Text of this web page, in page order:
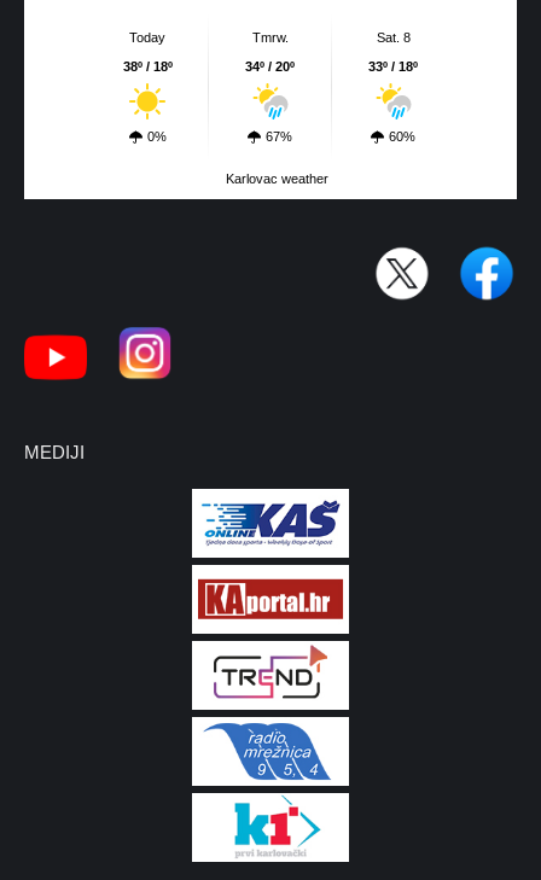
Today
38º / 18º
0%
Tmrw.
34º / 20º
67%
Sat. 8
33º / 18º
60%
Karlovac weather
MEDIJI